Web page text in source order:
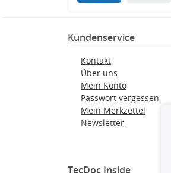
Kundenservice
Kontakt
Über uns
Mein Konto
Passwort vergessen
Mein Merkzettel
Newsletter
TecDoc Inside